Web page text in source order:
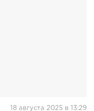
18 августа 2025 в 13:29